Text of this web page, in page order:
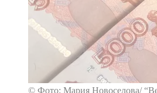
© Фото: Мария Новоселова/